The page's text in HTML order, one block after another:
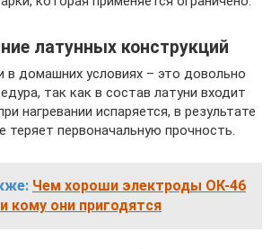
латунных конструкций
в домашних условиях – это довольно
так как в состав латуни входит
нагревании испаряется, в результате
теряет первоначальную прочность.
Чем хороши электроды ОК-46
и кому они пригодятся